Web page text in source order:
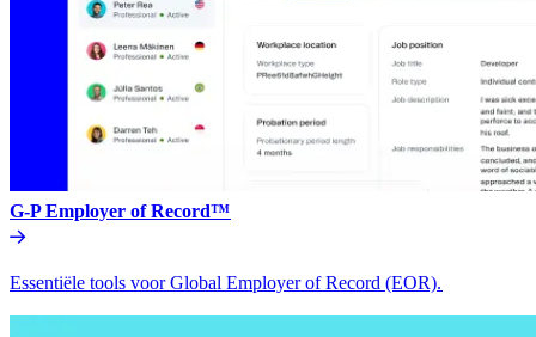
G-P Employer of Record™​​
Essentiële tools voor Global Employer of Record (EOR).​​